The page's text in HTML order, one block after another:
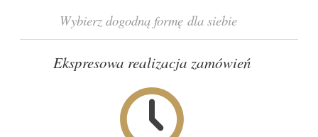
Wybierz dogodną formę dla siebie
Ekspresowa realizacja zamówień